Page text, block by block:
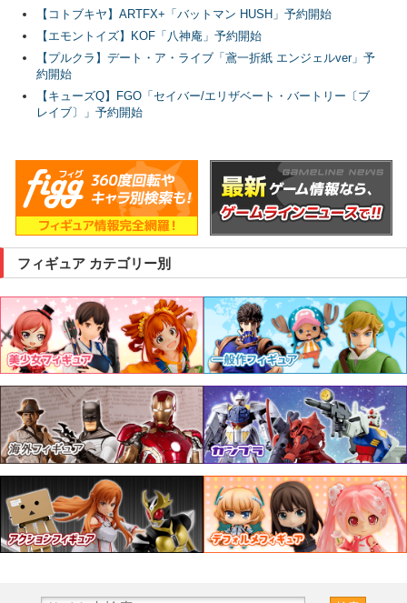
【コトブキヤ】ARTFX+「バットマン HUSH」予約開始
【エモントイズ】KOF「八神庵」予約開始
【プルクラ】デート・ア・ライブ「鳶一折紙 エンジェルver」予
約開始
【キューズQ】FGO「セイバー/エリザベート・バートリー〔ブ
レイブ〕」予約開始
フィギュア カテゴリー別